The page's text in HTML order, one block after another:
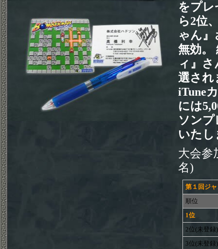
をプ
ら2位
ゃん
無効。
ィ』
選され
iTune
には
ソン
いたし
大会参
名)
第１回ジ
順位
1位
2位(未登録)
3位(未登録)